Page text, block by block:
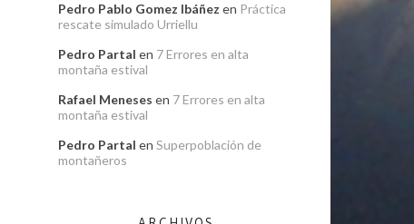
Pedro Pablo Gomez Ibáñez en Práctica
rescate simulado Urriellu
Pedro Partal en 7 Errores en alta
montaña estival
Rafael Meneses en 7 Errores en alta
montaña estival
Pedro Partal en Superpoblación de
montañeros